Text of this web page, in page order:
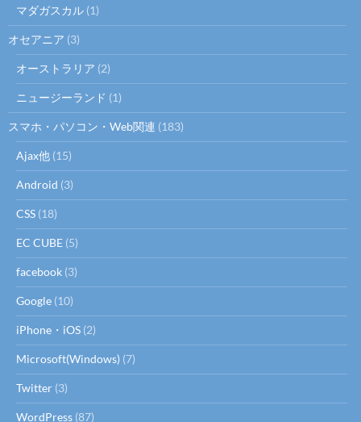
マダガスカル (1)
オセアニア (3)
オーストラリア (2)
ニュージーランド (1)
スマホ・パソコン・Web関連 (183)
Ajax他 (15)
Android (3)
CSS (18)
EC CUBE (5)
facebook (3)
Google (10)
iPhone・iOS (2)
Microsoft(Windows) (7)
Twitter (3)
WordPress (87)